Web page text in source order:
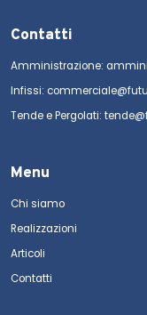
Contatti
Amministrazione:
Infissi:
Tende e Pergolati:
Menu
Chi siamo
Realizzazioni
Articoli
Contatti